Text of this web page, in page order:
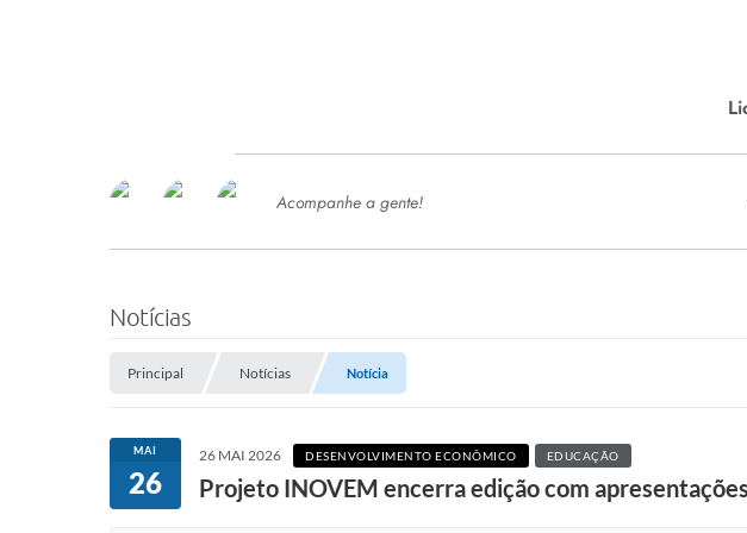
Editais
SERVIÇOS
SEMED
Processo de Contratação -
Concursos e Processos Seletivos
Esporte
Acompanhe a gente!
Notícias
Principal Notícias Notícia
MAI
26
26 MAI 2026 DESENVOLVIMENTO ECONÔMICO EDUCAÇÃO
Projeto INOVEM encerra edição com